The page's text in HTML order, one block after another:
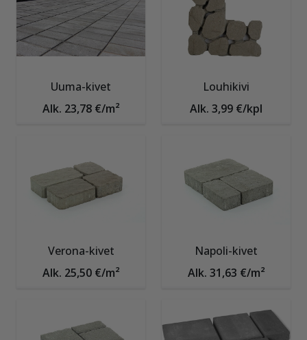
Uuma-kivet
Alk. 23,78 €/m²
Louhikivi
Alk. 3,99 €/kpl
Verona-kivet
Alk. 25,50 €/m²
Napoli-kivet
Alk. 31,63 €/m²